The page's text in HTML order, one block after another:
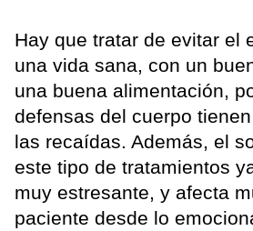
Hay que tratar de evitar el
una vida sana, con un
una buena alimentación,
defensas del cuerpo
las recaídas. Además, el
este tipo de tratamientos
muy estresante, y afecta
paciente desde lo